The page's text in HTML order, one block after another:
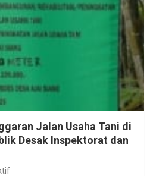
Jalan Usaha Tani di
Desak Inspektorat dan